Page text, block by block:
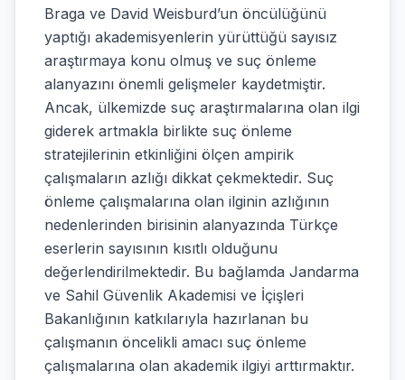
Braga ve David Weisburd’un öncülüğünü
yaptığı akademisyenlerin yürüttüğü sayısız
araştırmaya konu olmuş ve suç önleme
alanyazını önemli gelişmeler kaydetmiştir.
Ancak, ülkemizde suç araştırmalarına olan ilgi
giderek artmakla birlikte suç önleme
stratejilerinin etkinliğini ölçen ampirik
çalışmaların azlığı dikkat çekmektedir. Suç
önleme çalışmalarına olan ilginin azlığının
nedenlerinden birisinin alanyazında Türkçe
eserlerin sayısının kısıtlı olduğunu
değerlendirilmektedir. Bu bağlamda Jandarma
ve Sahil Güvenlik Akademisi ve İçişleri
Bakanlığının katkılarıyla hazırlanan bu
çalışmanın öncelikli amacı suç önleme
çalışmalarına olan akademik ilgiyi arttırmaktır.